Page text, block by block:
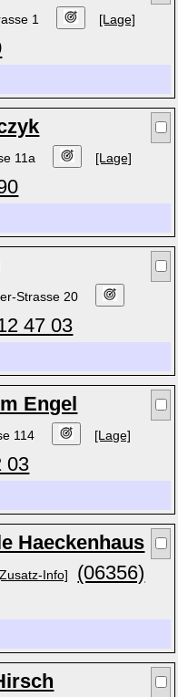
1 [Lage]
11a [Lage]
Strasse 20
47 03
Engel
114 [Lage]
03
Haeckenhaus
Info]
(06356)